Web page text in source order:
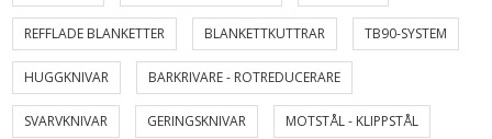
REFFLADE BLANKETTER BLANKETTKUTTRAR TB90-SYSTEM
HUGGKNIVAR BARKRIVARE - ROTREDUCERARE
SVARVKNIVAR GERINGSKNIVAR MOTSTÅL - KLIPPSTÅL